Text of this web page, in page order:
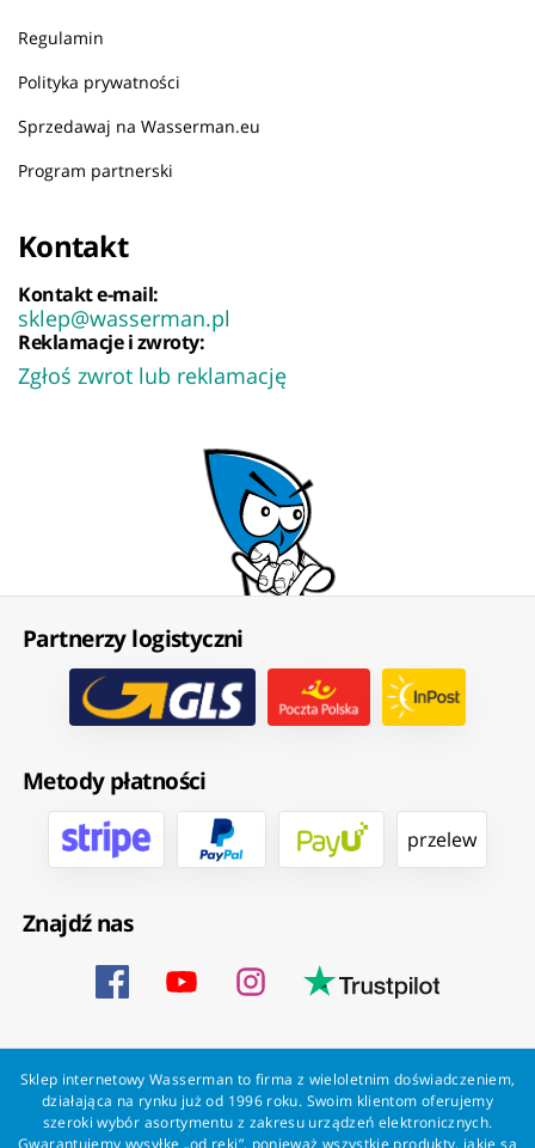
Regulamin
Polityka prywatności
Sprzedawaj na Wasserman.eu
Program partnerski
Kontakt
Kontakt e-mail:
sklep@wasserman.pl
Reklamacje i zwroty:
Zgłoś zwrot lub reklamację
Partnerzy logistyczni
Metody płatności
przelew
Znajdź nas
Sklep internetowy Wasserman to firma z wieloletnim doświadczeniem,
działająca na rynku już od 1996 roku. Swoim klientom oferujemy
szeroki wybór asortymentu z zakresu urządzeń elektronicznych.
Gwarantujemy wysyłkę „od ręki”, ponieważ wszystkie produkty, jakie są